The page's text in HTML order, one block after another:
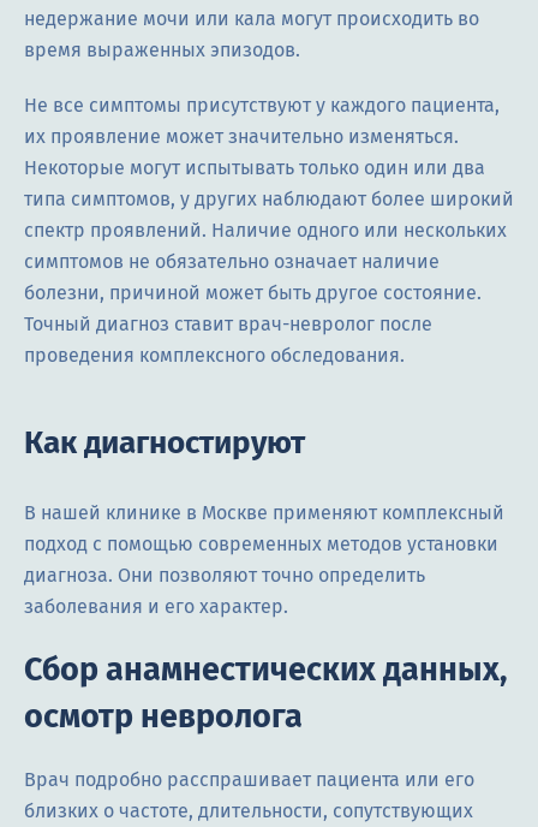
недержание мочи или кала могут происходить во
время выраженных эпизодов.
Не все симптомы присутствуют у каждого пациента,
их проявление может значительно изменяться.
Некоторые могут испытывать только один или два
типа симптомов, у других наблюдают более широкий
спектр проявлений. Наличие одного или нескольких
симптомов не обязательно означает наличие
болезни, причиной может быть другое состояние.
Точный диагноз ставит врач-невролог после
проведения комплексного обследования.
Как диагностируют
В нашей клинике в Москве применяют комплексный
подход с помощью современных методов установки
диагноза. Они позволяют точно определить
заболевания и его характер.
Сбор анамнестических данных,
осмотр невролога
Врач подробно расспрашивает пациента или его
близких о частоте, длительности, сопутствующих